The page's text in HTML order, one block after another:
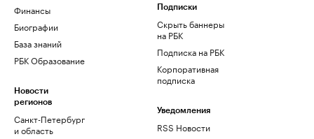
Финансы
Биографии
База знаний
РБК Образование
Новости
регионов
Санкт-Петербург
и область
Подписки
Скрыть баннеры
на РБК
Подписка на РБК
Корпоративная
подписка
Уведомления
RSS Новости